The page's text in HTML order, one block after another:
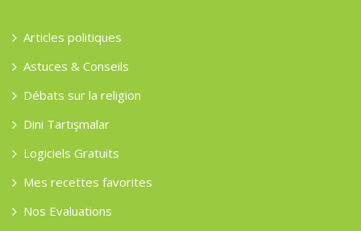
Articles politiques
Astuces & Conseils
Débats sur la religion
Dini Tartışmalar
Logiciels Gratuits
Mes recettes favorites
Nos Evaluations